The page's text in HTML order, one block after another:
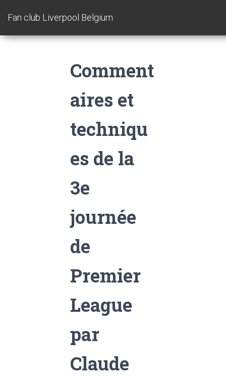
Fan club Liverpool Belgium
Comment
aires et
techniqu
es de la
3e
journée
de
Premier
League
par
Claude